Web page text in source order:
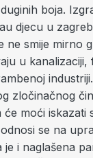
boja.
djecu u
ne smije mirno
u kanalizaciji,
zločinačnog
moći iskazati
se na
je i naglašena